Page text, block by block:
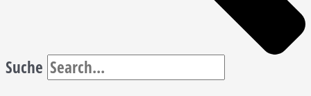
Suche